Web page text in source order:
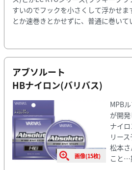
すいのでフックを小さくして浮かせ
とか速巻きとかせずに、普通に巻いて
アブソルート
HBナイロン(バリバス)
画像(15枚)
MPB
が開
ナイ
リース
松本
こと⋯